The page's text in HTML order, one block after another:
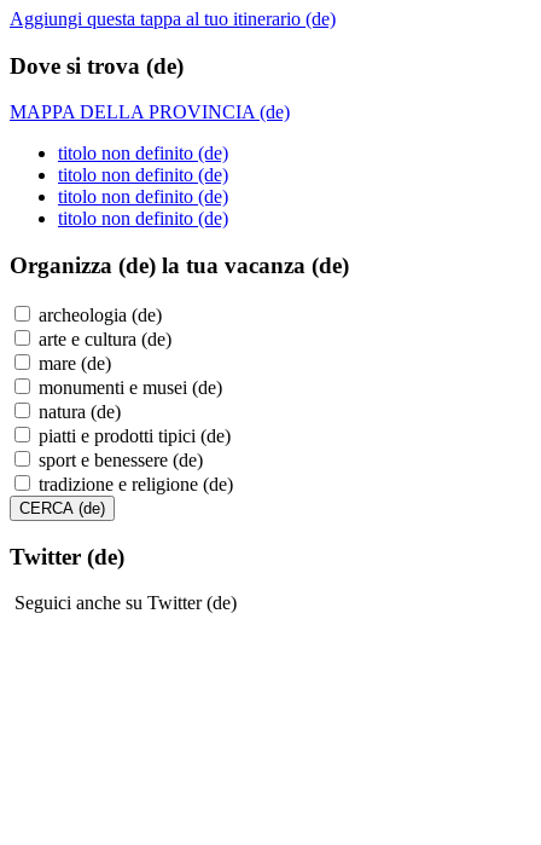
Aggiungi questa tappa al tuo itinerario (de)
Dove si trova (de)
MAPPA DELLA PROVINCIA (de)
titolo non definito (de)
titolo non definito (de)
titolo non definito (de)
titolo non definito (de)
Organizza (de) la tua vacanza (de)
archeologia (de)
arte e cultura (de)
mare (de)
monumenti e musei (de)
natura (de)
piatti e prodotti tipici (de)
sport e benessere (de)
tradizione e religione (de)
Twitter (de)
Seguici anche su Twitter (de)